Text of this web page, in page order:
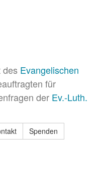
des Evangelischen
für
der Ev.-Luth.
Spenden